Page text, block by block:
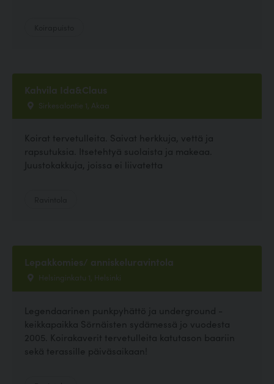
Kahvila Ida&Claus
Sirkesalontie 1, Akaa
Koirat tervetulleita. Saivat herkkuja, vettä ja
rapsutuksia. Itsetehtyä suolaista ja makeaa.
Juustokakkuja, joissa ei liivatetta
Lepakkomies/ anniskeluravintola
Helsinginkatu 1, Helsinki
Legendaarinen punkpyhättö ja underground -
keikkapaikka Sörnäisten sydämessä jo vuodesta
2005. Koirakaverit tervetulleita katutason baariin
sekä terassille päiväsaikaan!